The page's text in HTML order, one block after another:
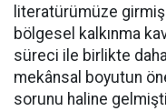
literatürümüze
bölgesel kalkınma
süreci ile birlikte
mekânsal boyutun
sorunu haline